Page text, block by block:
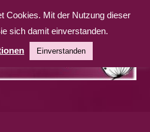
Cookies. Mit der Nutzung dieser
sich damit einverstanden.
Einverstanden